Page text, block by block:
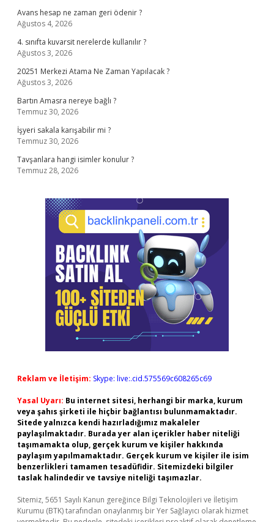
Avans hesap ne zaman geri ödenir ?
Ağustos 4, 2026
4. sınıfta kuvarsit nerelerde kullanılır ?
Ağustos 3, 2026
20251 Merkezi Atama Ne Zaman Yapılacak ?
Ağustos 3, 2026
Bartın Amasra nereye bağlı ?
Temmuz 30, 2026
İşyeri sakala karışabilir mi ?
Temmuz 30, 2026
Tavşanlara hangi isimler konulur ?
Temmuz 28, 2026
Reklam ve İletişim: Skype: live:.cid.575569c608265c69
Yasal Uyarı: Bu internet sitesi, herhangi bir marka, kurum
veya şahıs şirketi ile hiçbir bağlantısı bulunmamaktadır.
Sitede yalnızca kendi hazırladığımız makaleler
paylaşılmaktadır. Burada yer alan içerikler haber niteliği
taşımamakta olup, gerçek kurum ve kişiler hakkında
paylaşım yapılmamaktadır. Gerçek kurum ve kişiler ile isim
benzerlikleri tamamen tesadüfidir. Sitemizdeki bilgiler
taslak halindedir ve tavsiye niteliği taşımazlar.
Sitemiz, 5651 Sayılı Kanun gereğince Bilgi Teknolojileri ve İletişim
Kurumu (BTK) tarafından onaylanmış bir Yer Sağlayıcı olarak hizmet